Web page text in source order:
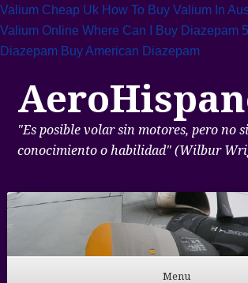
Valium Cheap Uk How To Buy Valium In
Valium Online Where Can I Buy Diazepam
Diazepam Buy American Diazepam
"Es posible volar sin motores, pero no
conocimiento o habilidad" (Wilbur
Menu